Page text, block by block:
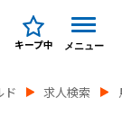
キープ中 メニュー
ド 求人検索